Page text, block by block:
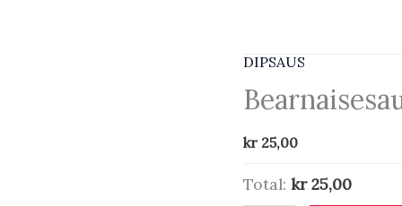
DIPSAUS
kr25,00
Total: kr 25,00